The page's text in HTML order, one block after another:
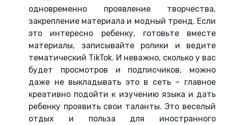
одновременно проявление творчества,
закрепление материала и модный тренд. Если
это интересно ребенку, готовьте вместе
материалы, записывайте ролики и ведите
тематический TikTok. И неважно, сколько у вас
будет просмотров и подписчиков, можно
даже не выкладывать это в сеть – главное
креативно подойти к изучению языка и дать
ребенку проявить свои таланты. Это веселый
отдых и польза для иностранного